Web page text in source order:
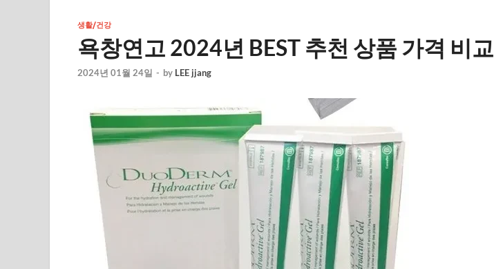
생활/건강
욕창연고 2024년 BEST 추천 상품 가격 비교
2024년 01월 24일 - by LEE jjang